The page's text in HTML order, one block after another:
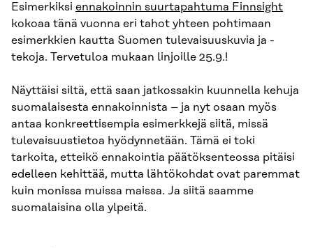
Esimerkiksi ennakoinnin suurtapahtuma Finnsight
kokoaa tänä vuonna eri tahot yhteen pohtimaan
esimerkkien kautta Suomen tulevaisuuskuvia ja -
tekoja. Tervetuloa mukaan linjoille 25.9.!
Näyttäisi siltä, että saan jatkossakin kuunnella kehuja
suomalaisesta ennakoinnista – ja nyt osaan myös
antaa konkreettisempia esimerkkejä siitä, missä
tulevaisuustietoa hyödynnetään. Tämä ei toki
tarkoita, etteikö ennakointia päätöksenteossa pitäisi
edelleen kehittää, mutta lähtökohdat ovat paremmat
kuin monissa muissa maissa. Ja siitä saamme
suomalaisina olla ylpeitä.